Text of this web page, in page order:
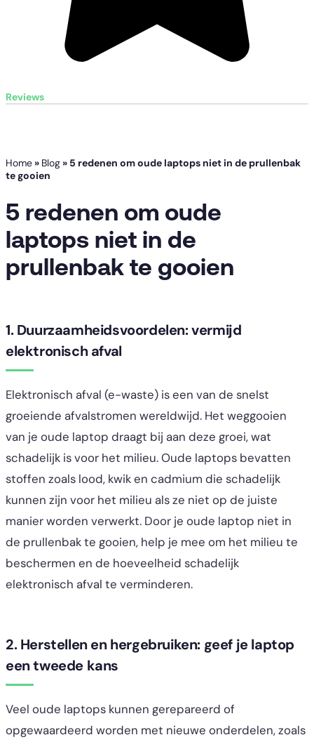
Reviews
Home » Blog » 5 redenen om oude laptops niet in de prullenbak
te gooien
5 redenen om oude
laptops niet in de
prullenbak te gooien
1. Duurzaamheidsvoordelen: vermijd
elektronisch afval
Elektronisch afval (e-waste) is een van de snelst
groeiende afvalstromen wereldwijd. Het weggooien
van je oude laptop draagt bij aan deze groei, wat
schadelijk is voor het milieu. Oude laptops bevatten
stoffen zoals lood, kwik en cadmium die schadelijk
kunnen zijn voor het milieu als ze niet op de juiste
manier worden verwerkt. Door je oude laptop niet in
de prullenbak te gooien, help je mee om het milieu te
beschermen en de hoeveelheid schadelijk
elektronisch afval te verminderen.
2. Herstellen en hergebruiken: geef je laptop
een tweede kans
Veel oude laptops kunnen gerepareerd of
opgewaardeerd worden met nieuwe onderdelen, zoals